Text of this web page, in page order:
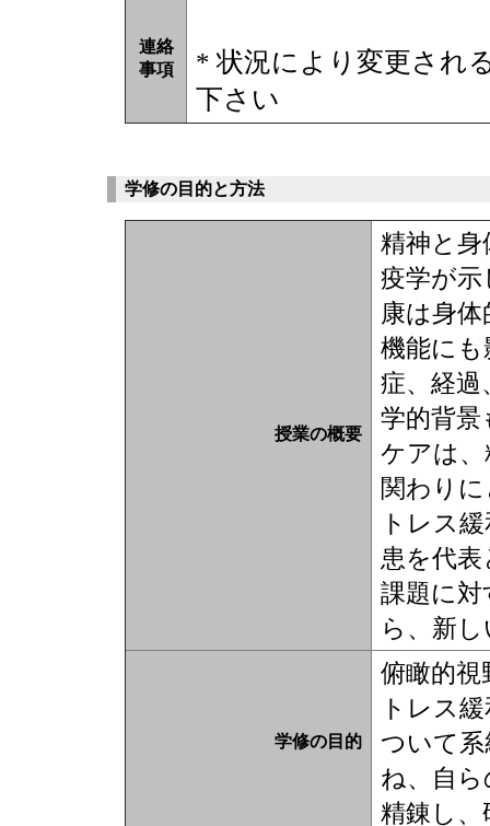
連絡
事項
* 状況により変更され
下さい
学修の目的と方法
授業の概要
精神と
疫学が
康は身
機能に
症、経過
学的背
ケアは
関わり
トレス
患を代
課題に対
ら、新
学修の目的
俯瞰的
トレス
ついて
ね、自
精錬し、